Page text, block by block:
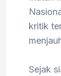
kritik
Sejak